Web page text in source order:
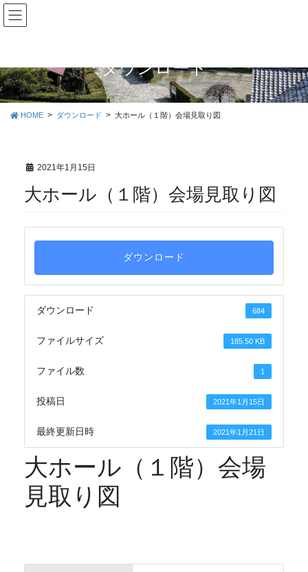
コ
ン
に
移
ナ
ビ
ョ
ン
ダウンロード
HOME ダウンロード 大ホール（１階）会場見取り図
2021年1月15日
大ホール（１階）会場見取り図
ダウンロード
ダウンロード 684
ファイルサイズ 185.50 KB
ファイル数 1
投稿日 2021年1月15日
最終更新日時 2021年1月21日
大ホール（１階）会場
見取り図